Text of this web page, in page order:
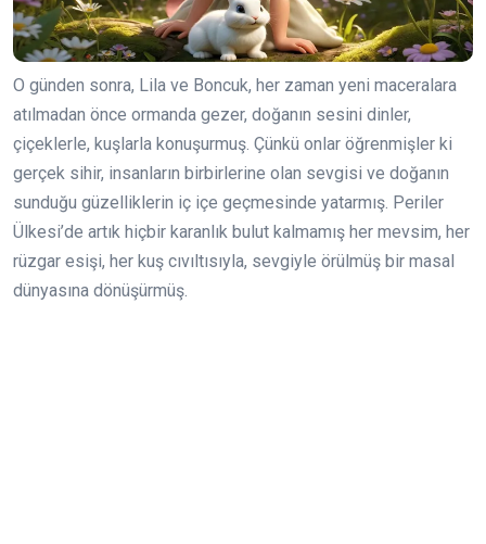
O günden sonra, Lila ve Boncuk, her zaman yeni maceralara
atılmadan önce ormanda gezer, doğanın sesini dinler,
çiçeklerle, kuşlarla konuşurmuş. Çünkü onlar öğrenmişler ki
gerçek sihir, insanların birbirlerine olan sevgisi ve doğanın
sunduğu güzelliklerin iç içe geçmesinde yatarmış. Periler
Ülkesi’de artık hiçbir karanlık bulut kalmamış her mevsim, her
rüzgar esişi, her kuş cıvıltısıyla, sevgiyle örülmüş bir masal
dünyasına dönüşürmüş.